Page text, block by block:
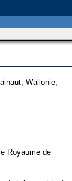
Wallonie,
Royaume de